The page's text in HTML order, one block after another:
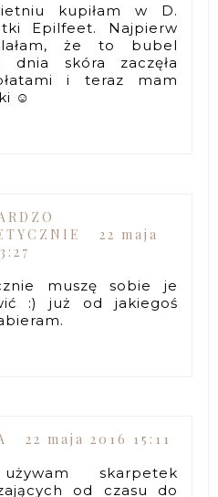
kupiłam w D.
Epilfeet. Najpierw
że to bubel
skóra zaczęła
i teraz mam
☺
22 maja
muszę sobie je
:) już od jakiegoś
22 maja 2016 15:11
skarpetek
od czasu do